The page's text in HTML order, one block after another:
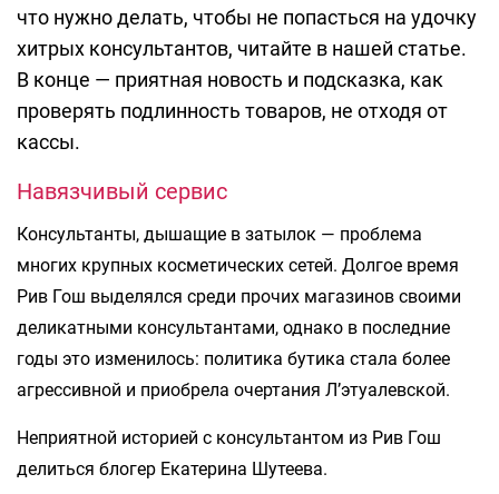
что нужно делать, чтобы не попасться на удочку
хитрых консультантов, читайте в нашей статье.
В конце — приятная новость и подсказка, как
проверять подлинность товаров, не отходя от
кассы.
Навязчивый сервис
Консультанты, дышащие в затылок — проблема
многих крупных косметических сетей. Долгое время
Рив Гош выделялся среди прочих магазинов своими
деликатными консультантами, однако в последние
годы это изменилось: политика бутика стала более
агрессивной и приобрела очертания Л’этуалевской.
Неприятной историей с консультантом из Рив Гош
делиться блогер Екатерина Шутеева.